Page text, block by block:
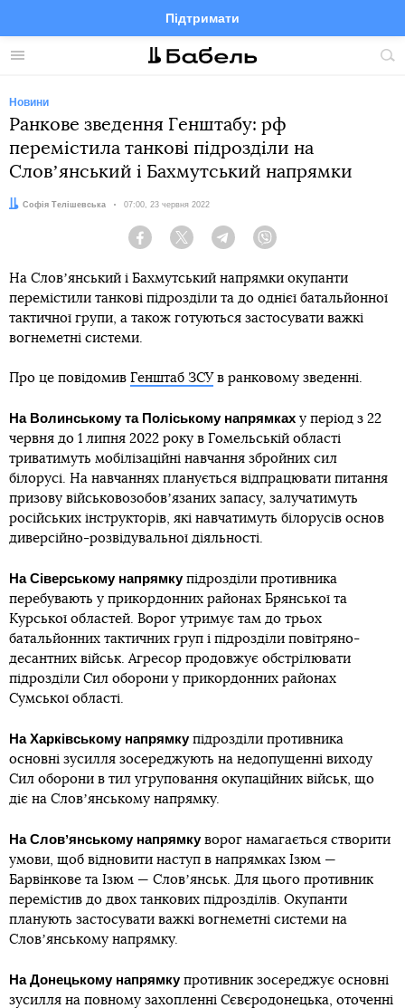
Меню
Підтримати
FacebookTelegramTwitter
Новини
Ранкове зведення Генштабу: рф
перемістила танкові підрозділи на
Словʼянський і Бахмутський напрямки
Автор:
Софія Телішевська Дата:
07:00, 23 червня 2022
Facebook Twitter Telegram
На Словʼянський і Бахмутський напрямки окупанти
перемістили танкові підрозділи та до однієї батальйонної
тактичної групи, а також готуються застосувати важкі
вогнеметні системи.
Про це повідомив Генштаб ЗСУ в ранковому зведенні.
На Волинському та Поліському напрямках у період з 22
червня до 1 липня 2022 року в Гомельській області
триватимуть мобілізаційні навчання збройних сил
білорусі. На навчаннях планується відпрацювати питання
призову військовозобовʼязаних запасу, залучатимуть
російських інструкторів, які навчатимуть білорусів основ
диверсійно-розвідувальної діяльності.
На Сіверському напрямкупідрозділи противника
перебувають у прикордонних районах Брянської та
Курської областей. Ворог утримує там до трьох
батальйонних тактичних груп і підрозділи повітряно-
десантних військ. Агресор продовжує обстрілювати
підрозділи Сил оборони у прикордонних районах
Сумської області.
На Харківському напрямкупідрозділи противника
основні зусилля зосереджують на недопущенні виходу
Сил оборони в тил угруповання окупаційних військ, що
діє на Словʼянському напрямку.
На Словʼянському напрямкуворог намагається створити
умови, щоб відновити наступ в напрямках Ізюм —
Барвінкове та Ізюм — Словʼянськ. Для цього противник
перемістив до двох танкових підрозділів. Окупанти
планують застосувати важкі вогнеметні системи на
Словʼянському напрямку.
На Донецькому напрямку противник зосереджує основні
зусилля на повному захопленні Сєвєродонецька, оточенні